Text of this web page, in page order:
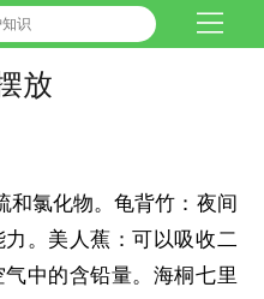
放
和氯化物。龟背竹：夜间
。美人蕉：可以吸收二
中的含铅量。海桐七里